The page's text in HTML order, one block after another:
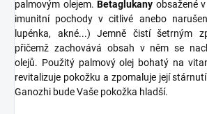
palmovým olejem. Betaglukany obsažené
imunitní pochody v citlivé anebo
lupénka, akné...) Jemně čistí šetrným
přičemž zachovává obsah v něm se
olejů. Použitý palmový olej bohatý na
revitalizuje pokožku a zpomaluje její
Ganozhi bude Vaše pokožka hladší.